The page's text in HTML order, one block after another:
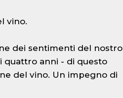
vino.
dei sentimenti del nostro
quattro anni - di questo
del vino. Un impegno di